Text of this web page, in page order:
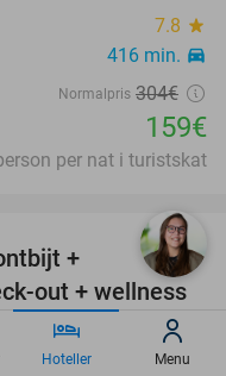
7.8 star
416 min. directions_car
Normalpris 304€
159€
per nat i turistskat
32%
+
out + wellness
9.7
416 min.directions_car
Hoteller Menu